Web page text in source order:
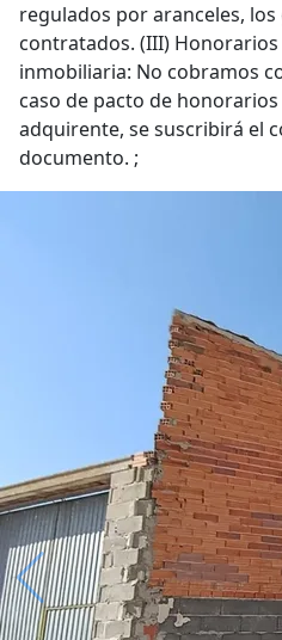
regulados por aranceles,
contratados. (III) Honorarios
inmobiliaria: No cobramos
caso de pacto de
adquirente, se suscribirá el
documento. ;